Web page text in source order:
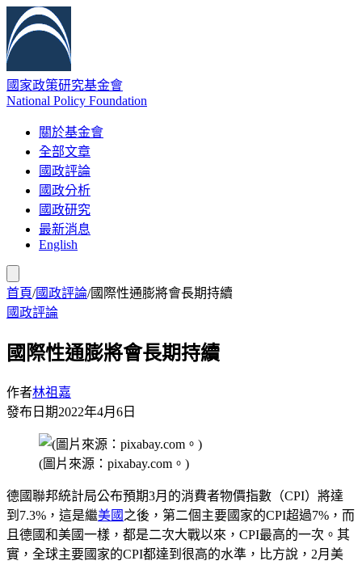
國家政策研究基金會
National Policy Foundation
關於基金會
全部文章
國政評論
國政分析
國政研究
最新消息
English
首頁/國政評論/國際性通膨將會長期持續
國政評論
國際性通膨將會長期持續
作者林祖嘉
發布日期2022年4月6日
(圖片來源：pixabay.com。)
德國聯邦統計局公布預期3月的消費者物價指數（CPI）將達
到7.3%，這是繼美國 之後，第二個主要國家的CPI超過7%，而
且德國和美國一樣，都是二次大戰以來，CPI最高的一次。其
實，全球主要國家的CPI都達到很高的水準，比方說，2月美